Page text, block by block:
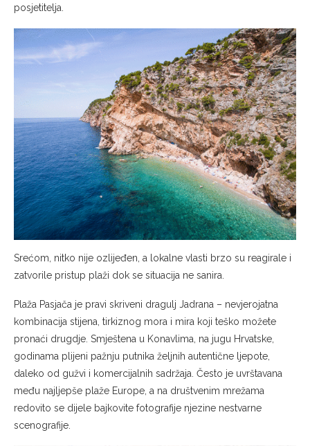
posjetitelja.
Srećom, nitko nije ozlijeđen, a lokalne vlasti brzo su reagirale i
zatvorile pristup plaži dok se situacija ne sanira.
Plaža Pasjača je pravi skriveni dragulj Jadrana – nevjerojatna
kombinacija stijena, tirkiznog mora i mira koji teško možete
pronaći drugdje. Smještena u Konavlima, na jugu Hrvatske,
godinama plijeni pažnju putnika željnih autentične ljepote,
daleko od gužvi i komercijalnih sadržaja. Često je uvrštavana
među najljepše plaže Europe, a na društvenim mrežama
redovito se dijele bajkovite fotografije njezine nestvarne
scenografije.